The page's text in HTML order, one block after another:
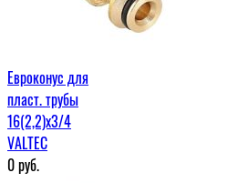
Евроконус для
пласт. трубы
16(2,2)x3/4
VALTEC
0руб.